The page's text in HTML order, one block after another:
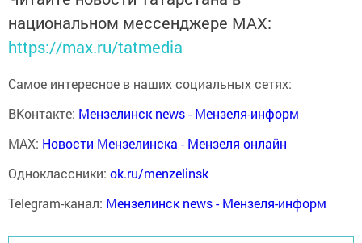
национальном мессенджере MАХ:
https://max.ru/tatmedia
Самое интересное в наших социальных сетях:
ВКонтакте: Мензелинск news - Мензеля-информ
MAX: Новости Мензелинска - Мензеля онлайн
Одноклассники: ok.ru/menzelinsk
Telegram-канал: Мензелинск news - Мензеля-информ